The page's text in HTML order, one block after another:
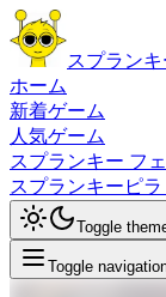
スプランキ
ホーム
新着ゲーム
人気ゲーム
スプランキー フ
スプランキーピ
Toggle
Toggle